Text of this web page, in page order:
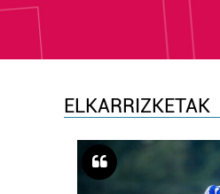
ELKARRIZKETAK